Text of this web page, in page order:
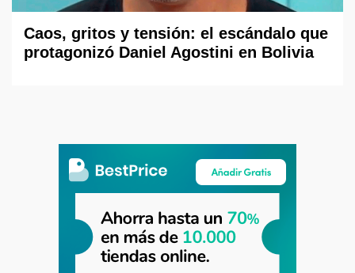
Caos, gritos y tensión: el escándalo que
protagonizó Daniel Agostini en Bolivia